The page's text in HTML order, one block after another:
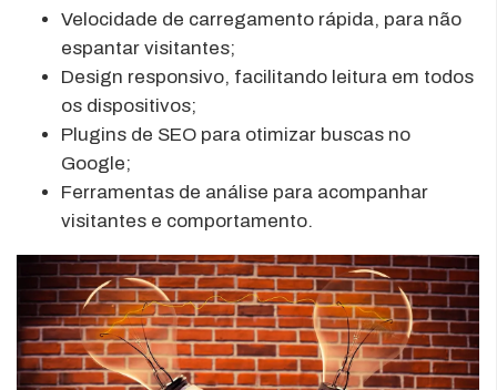
Velocidade de carregamento rápida, para não
espantar visitantes;
Design responsivo, facilitando leitura em todos
os dispositivos;
Plugins de SEO para otimizar buscas no
Google;
Ferramentas de análise para acompanhar
visitantes e comportamento.